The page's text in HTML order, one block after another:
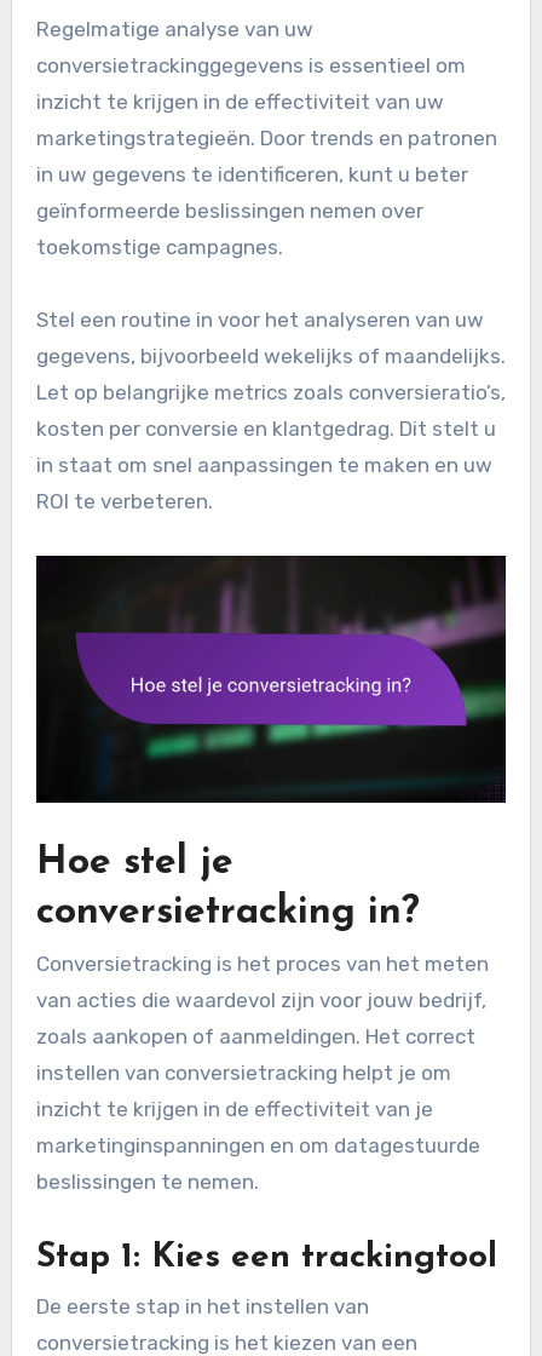
Regelmatige analyse van uw
conversietrackinggegevens is essentieel om
inzicht te krijgen in de effectiviteit van uw
marketingstrategieën. Door trends en patronen
in uw gegevens te identificeren, kunt u beter
geïnformeerde beslissingen nemen over
toekomstige campagnes.
Stel een routine in voor het analyseren van uw
gegevens, bijvoorbeeld wekelijks of maandelijks.
Let op belangrijke metrics zoals conversieratio’s,
kosten per conversie en klantgedrag. Dit stelt u
in staat om snel aanpassingen te maken en uw
ROI te verbeteren.
Hoe stel je
conversietracking in?
Conversietracking is het proces van het meten
van acties die waardevol zijn voor jouw bedrijf,
zoals aankopen of aanmeldingen. Het correct
instellen van conversietracking helpt je om
inzicht te krijgen in de effectiviteit van je
marketinginspanningen en om datagestuurde
beslissingen te nemen.
Stap 1: Kies een trackingtool
De eerste stap in het instellen van
conversietracking is het kiezen van een